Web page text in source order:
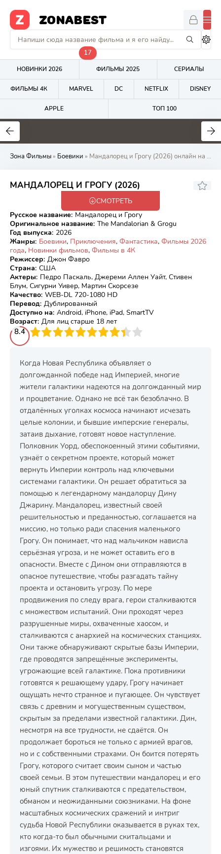
ZONABEST
НОВИНКИ 2026
17
ФИЛЬМЫ 2025 СЕРИАЛЫ
ФИЛЬМЫ 4К MARVEL DC NETFLIX DISNEY
APPLE ТОП 100
7.5
Зона Фильмы» Боевики » Мандалорец и Грогу (2026) онлайн на Zona Фильмов
МАНДАЛОРЕЦ И ГРОГУ (2026)
7.16 7
СМОТРЕТЬ
Русское название: Мандалорец и Грогу
Оригинальное название: The Mandalorian & Grogu
Год выпуска: 2026
Жанры: Боевики, Приключения, Фантастика, Фильмы 2026
года, Новинки фильмов, Фильмы в 4К
Режиссер: Джон Фавро
Страна: США
Актеры: Педро Паскаль, Джереми Аллен Уайт, Стивен
Блум, Сигурни Уивер, Мартин Скорсезе
Качество: WEB-DL 720-1080 HD
Перевод: Дублированный
Доступно на: Android, iPhone, iPad, SmartTV
Возраст: Для лиц старше 18 лет
8.4
4 5 6 7 8 9 10
Когда Новая Республика объявляет о
долгожданной победе над Империей, многие
жители галактики надеются на долгожданный мир
и процветание. Однако не всё так безоблачно. В
отдалённых уголках космоса начинают исчезать
целые колонии, и бывшие имперские генералы,
затаив дыхание, готовят новое наступление.
Полковник Уорд, обеспокоенный этими событиями,
узнаёт о секретном проекте, который может
вернуть Империи контроль над ключевыми
системами галактики. Он решает обратиться за
помощью к легендарному мандалорцу Дину
Джарину. Мандалорец, известный своей
решительностью и преданностью, соглашается на
миссию, но только ради спасения маленького
Грогу. Он понимает, что над мальчиком нависла
серьёзная угроза, и не может оставить его в
опасности. Вместе с Дином они отправляются в
опасное путешествие, чтобы разгадать тайну
проекта и остановить угрозу. По мере
продвижения по следу врага, герои сталкиваются
с множеством испытаний. Они проходят через
разрушенные миры, охваченные хаосом, и
сталкиваются с анархией на космических станциях.
Они также обнаруживают скрытые базы Империи,
где проводятся запрещённые эксперименты,
угрожающие всей галактике. Пока противники
готовятся к решающему удару, Грогу начинает
ощущать нечто странное и пугающее. Он чувствует
связь с древним и могущественным существом,
скрытым за пределами известной галактики. Дин,
несмотря на все трудности, не сдаётся. Он
продолжает бороться не только с армией врагов,
но и с собственными страхами. Он боится потерять
Грогу, которого считает своим сыном и частью
своей семьи. В этом путешествии мандалорец и его
юный спутник сталкиваются с предательством,
обманом и неожиданными союзниками. На фоне
масштабных космических сражений и интриг
судьба Новой Республики оказывается в руках тех,
кто когда-то был обычными скитальцами и
изгоями. Их мужество и решимость становятся